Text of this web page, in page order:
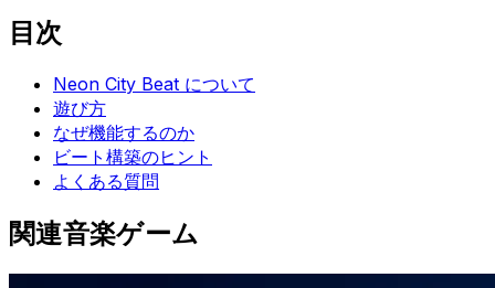
目次
Neon City Beat について
遊び方
なぜ機能するのか
ビート構築のヒント
よくある質問
関連音楽ゲーム